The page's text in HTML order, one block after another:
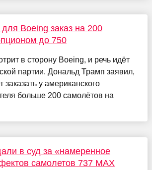
для Boeing заказ на 200
до 750
в сторону Boeing, и речь идёт
партии. Дональд Трамп заявил,
заказать у американского
больше 200 самолётов на
в суд за «намеренное
самолетов 737 MAX